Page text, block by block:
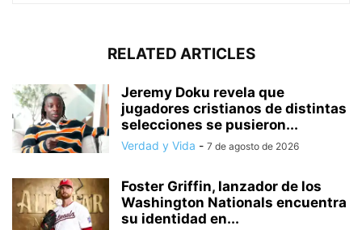
RELATED ARTICLES
Jeremy Doku revela que
jugadores cristianos de distintas
selecciones se pusieron...
Verdad y Vida - 7 de agosto de 2026
Foster Griffin, lanzador de los
Washington Nationals encuentra
su identidad en...